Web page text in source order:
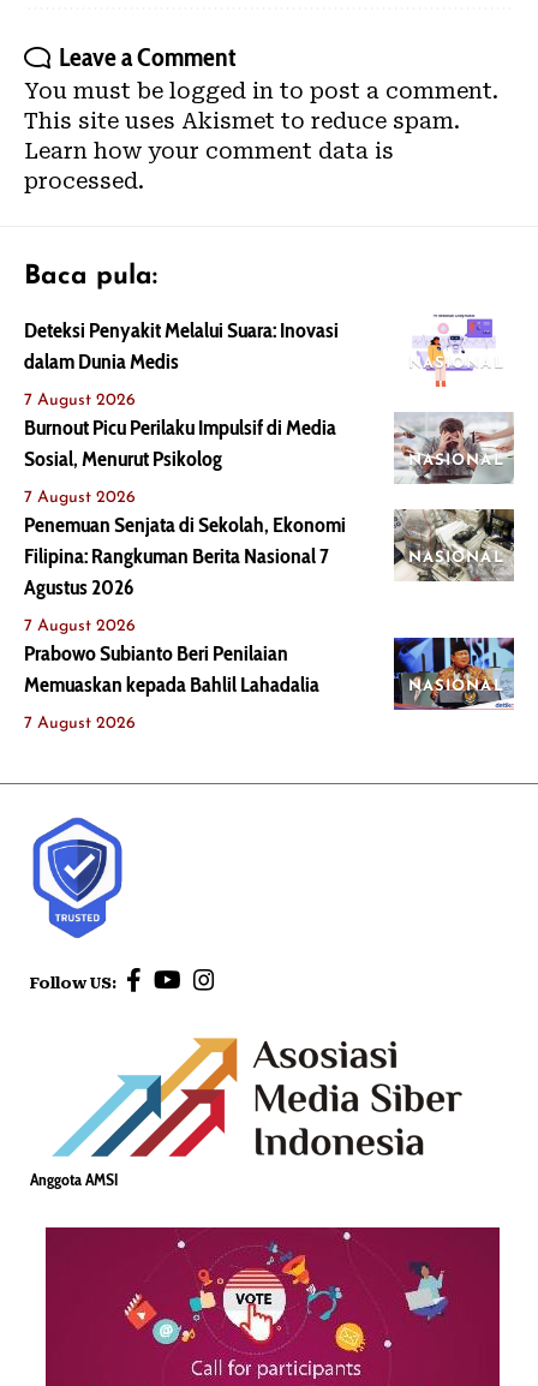
Leave a Comment
You must be logged in to post a comment.
This site uses Akismet to reduce spam.
Learn how your comment data is
processed.
Baca pula:
NASIONAL
Deteksi Penyakit Melalui Suara: Inovasi
dalam Dunia Medis
7 August 2026
NASIONAL
Burnout Picu Perilaku Impulsif di Media
Sosial, Menurut Psikolog
7 August 2026
NASIONAL
Penemuan Senjata di Sekolah, Ekonomi
Filipina: Rangkuman Berita Nasional 7
Agustus 2026
7 August 2026
NASIONAL
Prabowo Subianto Beri Penilaian
Memuaskan kepada Bahlil Lahadalia
7 August 2026
Follow US:
Anggota AMSI